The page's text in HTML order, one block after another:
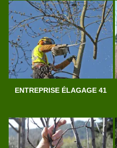
ENTREPRISE ÉLAGAGE 41